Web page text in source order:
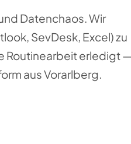
Datenchaos. Wir
SevDesk, Excel) zu
Routinearbeit erledigt —
aus Vorarlberg.